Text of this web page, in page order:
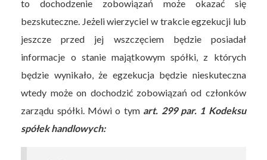
to dochodzenie zobowiązań może okazać się
bezskuteczne. Jeżeli wierzyciel w trakcie egzekucji lub
jeszcze przed jej wszczęciem będzie posiadał
informacje o stanie majątkowym spółki, z których
będzie wynikało, że egzekucja będzie nieskuteczna
wtedy może on dochodzić zobowiązań od członków
zarządu spółki. Mówi o tym art. 299 par. 1 Kodeksu
spółek handlowych: